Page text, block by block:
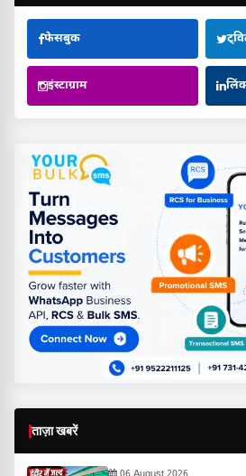
फेसबुक
इंस्टाग्राम
ताज़ा खबरें